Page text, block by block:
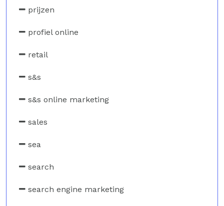
prijzen
profiel online
retail
s&s
s&s online marketing
sales
sea
search
search engine marketing